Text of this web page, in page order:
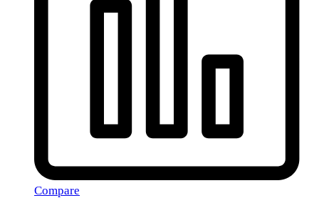
Compare